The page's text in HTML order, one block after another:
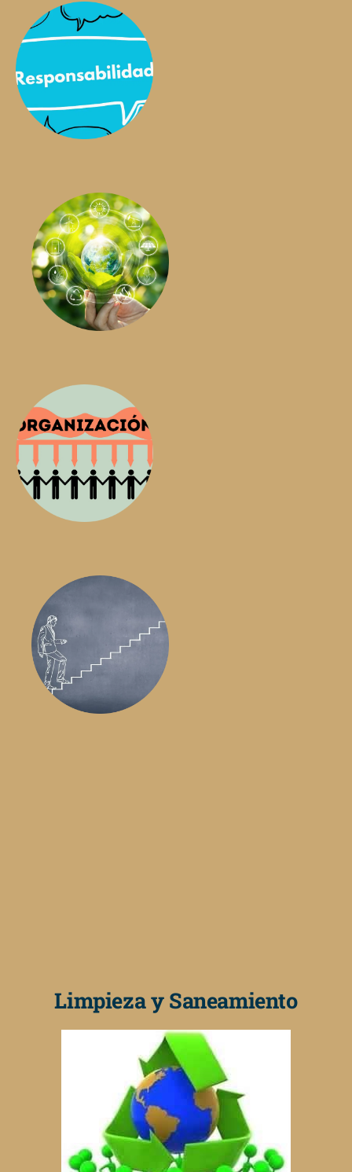
Limpieza y Saneamiento